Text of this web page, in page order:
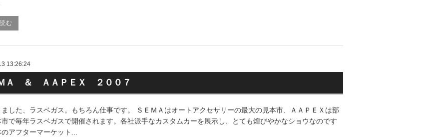
む
13:26:24
Ａ ＆ ＡＡＰＥＸ ２００７
した、ラスベガス。もちろん仕事です。 ＳＥＭＡはオートアクセサリーの最大の見本市、ＡＡＰＥＸは部
で毎年ラスベガスで開催されます。各社派手なカスタムカーを展示し、とても煌びやかなショウなのです
アフターマーケット...